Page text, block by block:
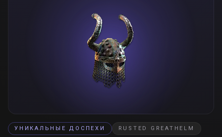
УНИКАЛЬНЫЕ ДОСПЕХИ RUSTED GREATHELM